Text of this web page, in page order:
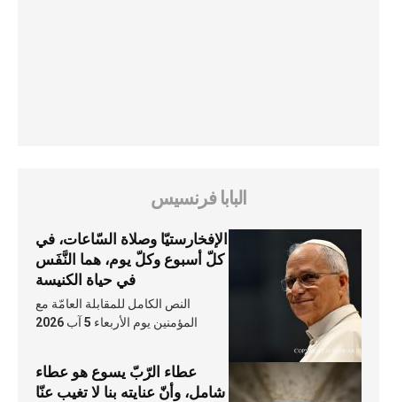
البابا فرنسيس
الإفخارستيّا وصلاة السّاعات، في
كلّ أسبوع وكلّ يوم، هما النَّفَس
في حياة الكنيسة
النص الكامل للمقابلة العامّة مع
المؤمنين يوم الأربعاء 5 آب 2026
عطاء الرّبّ يسوع هو عطاء
شامل، وأنّ عنايته بنا لا تغيب عنّا